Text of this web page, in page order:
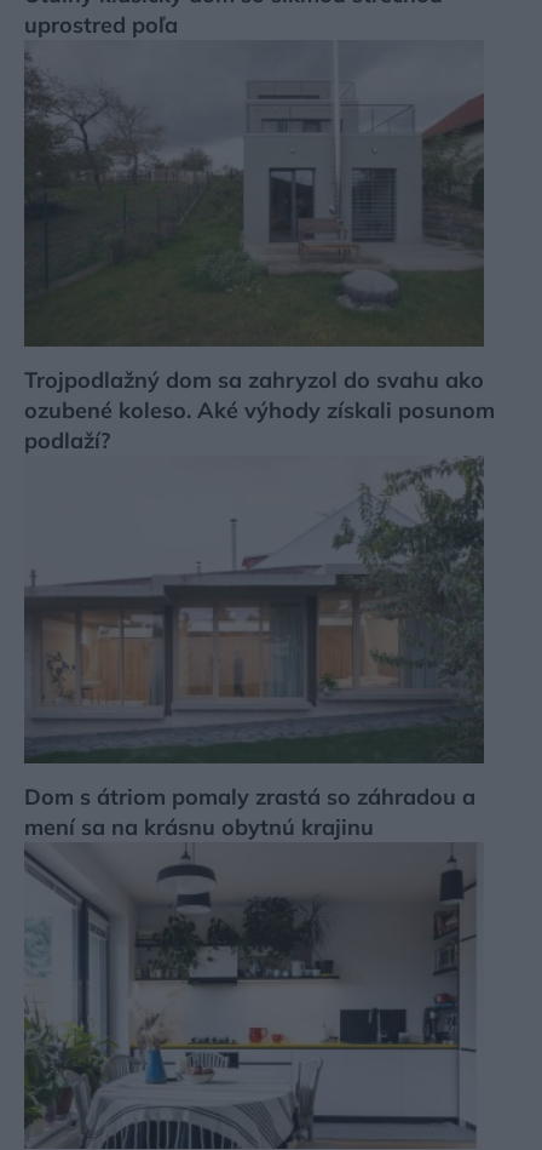
uprostred poľa
Trojpodlažný dom sa zahryzol do svahu ako
ozubené koleso. Aké výhody získali posunom
podlaží?
Dom s átriom pomaly zrastá so záhradou a
mení sa na krásnu obytnú krajinu